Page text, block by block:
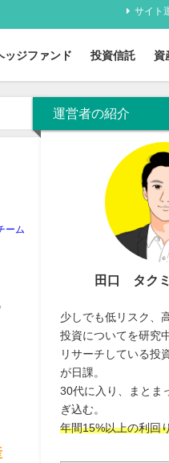
サイト
ッジファンド 投資信託 資
ーム
運営者の紹介
田口 タクミ
少しでも低リスク、
投資についてを研究
リサーチしている投
が日課。
30代に入り、まとま
ぎ込む。
年間15%以上の利回